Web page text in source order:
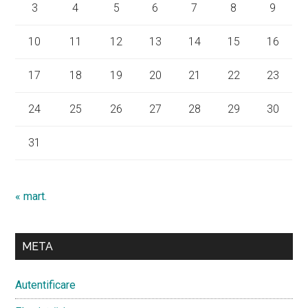
3 4 5 6 7 8 9
10 11 12 13 14 15 16
17 18 19 20 21 22 23
24 25 26 27 28 29 30
31
« mart.
META
Autentificare